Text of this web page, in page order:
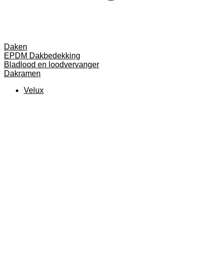
Daken
EPDM Dakbedekking
Bladlood en loodvervanger
Dakramen
Velux